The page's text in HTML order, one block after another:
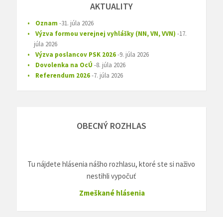
AKTUALITY
Oznam 31. júla 2026
Výzva formou verejnej vyhlášky (NN, VN, VVN) 17.
júla 2026
Výzva poslancov PSK 2026 9. júla 2026
Dovolenka na OcÚ 8. júla 2026
Referendum 2026 7. júla 2026
OBECNÝ ROZHLAS
Tu nájdete hlásenia nášho rozhlasu, ktoré ste si naživo
nestihli vypočuť
Zmeškané hlásenia